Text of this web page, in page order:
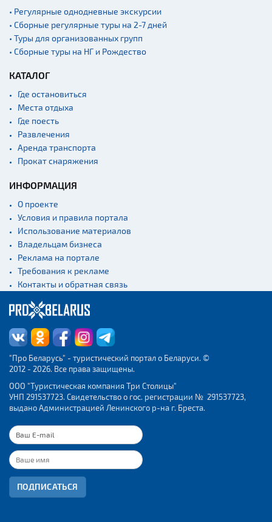
• Регулярные однодневные экскурсии
• Сборные регулярные туры на 2-7 дней
• Туры для организованных групп
• Сборные туры на НГ и Рождество
КАТАЛОГ
Где остановиться
Места отдыха
Где поесть
Развлечения
Аренда транспорта
Прокат снаряжения
ИНФОРМАЦИЯ
О проекте
Условия и правила портала
Использование материалов
Владельцам бизнеса
Реклама на портале
Требования к рекламе
Контакты и обратная связь
"Про Беларусь" - туристический портал о Беларуси. ©
2012 - 2026. Все права защищены.
ООО "Туристическая компания Три Столицы"
УНП 291537723. Свидетельство о гос. регистрации № 291537723,
выдано Администрацией Ленинского р-на г. Бреста.
ПОДПИСАТЬСЯ